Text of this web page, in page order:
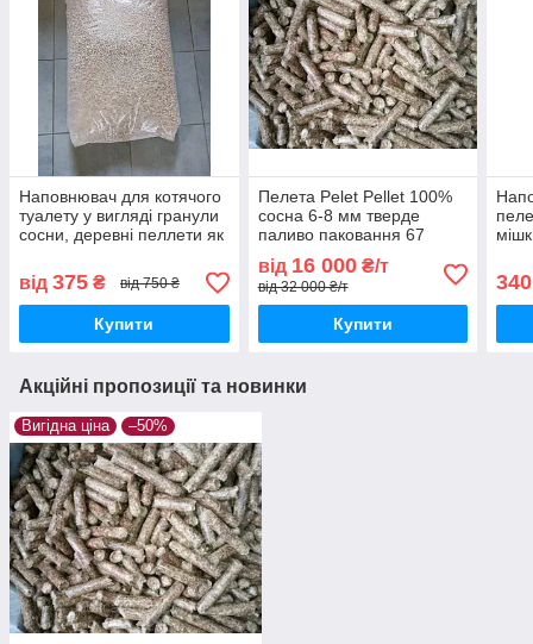
Наповнювач для котячого
туалету у вигляді гранули
сосни, деревні пеллети як
лотка
від 375 ₴ від 750 ₴
Купити
Пелета Pelet Pellet 100%
сосна 6-8 мм тверде
паливо паковання 67
пакетів по 15 кг на піддоні
або біг-бег
від 16 000₴/т
від 32 000 ₴/т
Купити
340
Акційні пропозиції та новинки
Вигідна ціна –50%